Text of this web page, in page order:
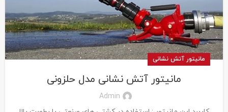
مانیتور آتش نشانی
مانیتور آتش نشانی مدل حلزونی
Admin